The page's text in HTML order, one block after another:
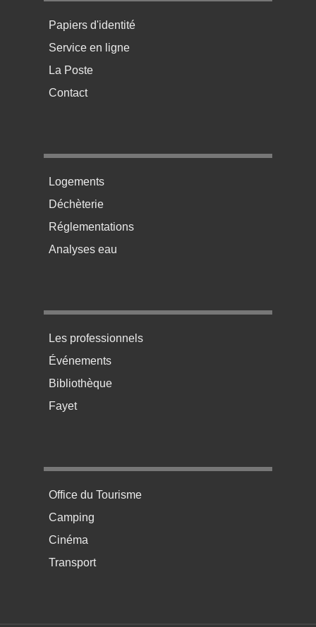
Menu pratique bas de page 1
Papiers d'identité
Service en ligne
La Poste
Contact
Menu pratique bas de page 2
Logements
Déchèterie
Réglementations
Analyses eau
Menu pratique bas de page 3
Les professionnels
Événements
Bibliothèque
Fayet
Menu pratique bas de page 4
Office du Tourisme
Camping
Cinéma
Transport